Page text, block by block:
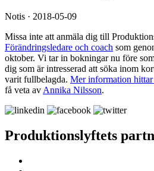
Notis · 2018-05-09
Missa inte att anmäla dig till
Förändringsledare och coach som
oktober. Vi tar in bokningar nu före
dig som är intresserad att söka inom
varit fullbelagda. Mer information
få veta av Annika Nilsson.
Produktionslyftets